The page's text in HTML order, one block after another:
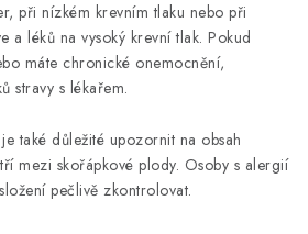
při nízkém krevním tlaku nebo při
a léků na vysoký krevní tlak. Pokud
máte chronické onemocnění,
stravy s lékařem.
také důležité upozornit na obsah
mezi skořápkové plody. Osoby s alergií
pečlivě zkontrolovat.